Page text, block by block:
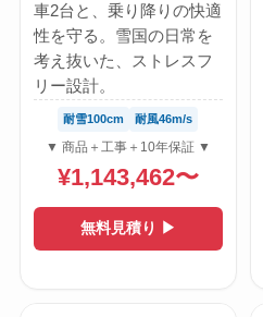
車2台と、乗り降りの快適
性を守る。雪国の日常を
考え抜いた、ストレスフ
リー設計。
耐雪100cm 耐風46m/s
▼ 商品＋工事＋10年保証 ▼
¥1,143,462〜
無料見積り ▶